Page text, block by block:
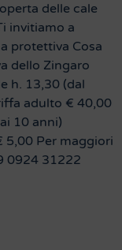
delle cale
invitiamo a
protettiva Cosa
dello Zingaro
h. 13,30 (dal
adulto € 40,00
10 anni)
5,00 Per maggiori
0924 31222